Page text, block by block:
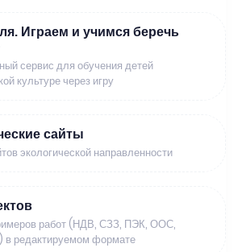
Играем и учимся беречь
сервис для обучения детей
культуре через игру
сайты
экологической направленности
работ (НДВ, СЗЗ, ПЭК, ООС,
в редактируемом формате